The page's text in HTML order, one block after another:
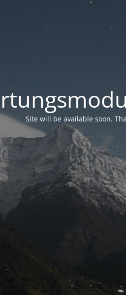
Site will be available soon.